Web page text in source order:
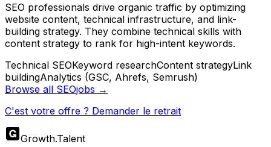
SEO professionals drive organic traffic by optimizing
website content, technical infrastructure, and link-
building strategy. They combine technical skills with
content strategy to rank for high-intent keywords.
Technical SEOKeyword researchContent strategyLink
buildingAnalytics (GSC, Ahrefs, Semrush)
Browse all SEOjobs →
C'est votre offre ? Demander le retrait
Growth.Talent